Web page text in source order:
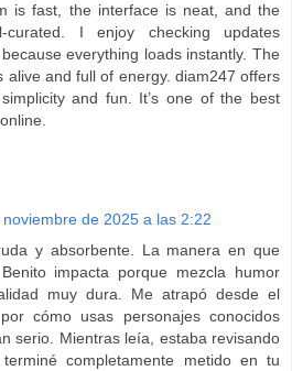
is fast, the interface is neat, and the
curated. I enjoy checking updates
everything loads instantly. The
alive and full of energy. diam247 offers
and fun. It’s one of the best
noviembre de 2025 a las 2:22
y absorbente. La manera en que
impacta porque mezcla humor
muy dura. Me atrapó desde el
cómo usas personajes conocidos
serio. Mientras leía, estaba revisando
completamente metido en tu